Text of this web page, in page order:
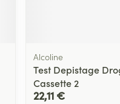
Alcoline
Test Depistage
Cassette 2
22,11 €